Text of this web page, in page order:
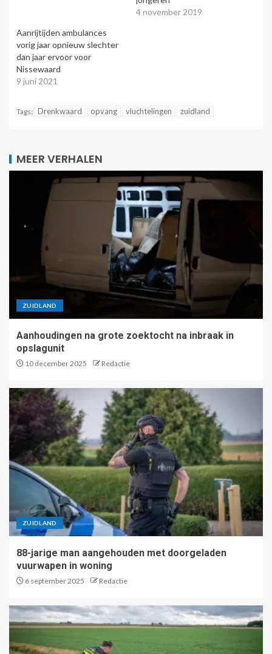
4 november 2019
Aanrijtijden ambulances
vorig jaar opnieuw slechter
dan jaar ervoor voor
Nissewaard
9 juni 2021
Tags: Drenkwaard opvang vluchtelingen zuidland
MEER VERHALEN
ZUIDLAND
Aanhoudingen na grote zoektocht na inbraak in
opslagunit
10 december 2025 Redactie
ZUIDLAND
88-jarige man aangehouden met doorgeladen
vuurwapen in woning
6 september 2025 Redactie